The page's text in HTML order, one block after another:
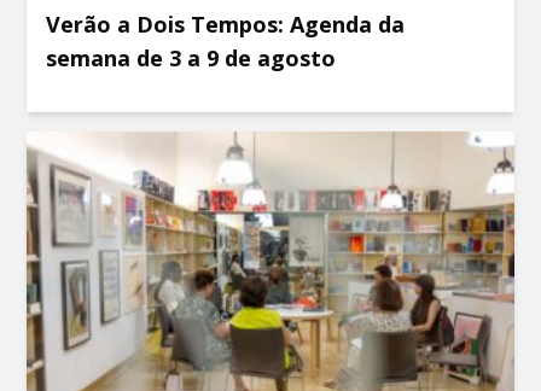
Verão a Dois Tempos: Agenda da
semana de 3 a 9 de agosto